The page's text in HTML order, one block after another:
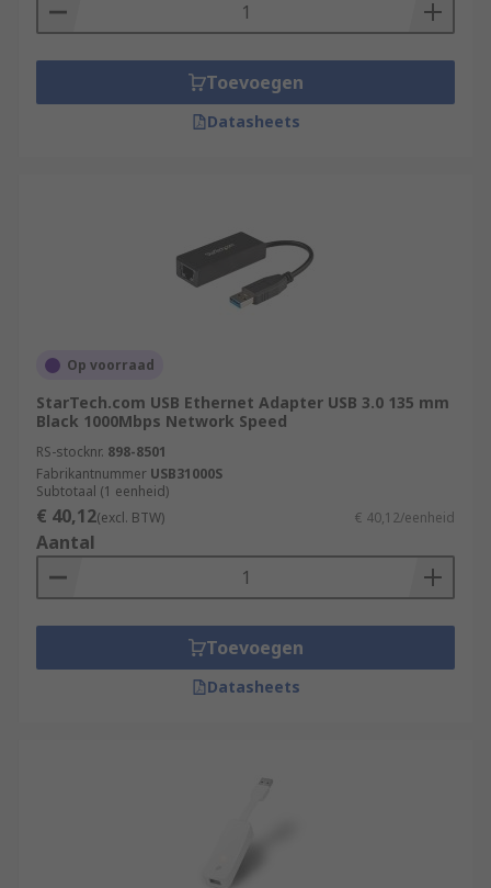
Toevoegen
Datasheets
Op voorraad
StarTech.com USB Ethernet Adapter USB 3.0 135 mm
Black 1000Mbps Network Speed
RS-stocknr. 898-8501
Fabrikantnummer USB31000S
Subtotaal (1 eenheid)
€ 40,12(excl. BTW) € 40,12/eenheid
Aantal
Toevoegen
Datasheets